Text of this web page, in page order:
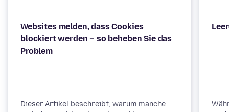
Websites melden, dass Cookies
blockiert werden – so beheben Sie das
Problem
Dieser Artikel beschreibt, warum manche